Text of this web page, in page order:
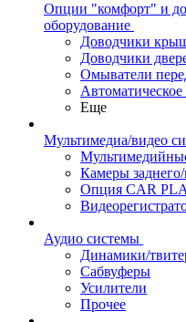
Опции "комфорт" и
оборудование
Доводчики
Доводчики
Омыватели
Еще
Мультимедиа/видео
Камеры
Опция CAR
Аудио системы
Динамики/
Сабвуферы
Усилители
Прочее